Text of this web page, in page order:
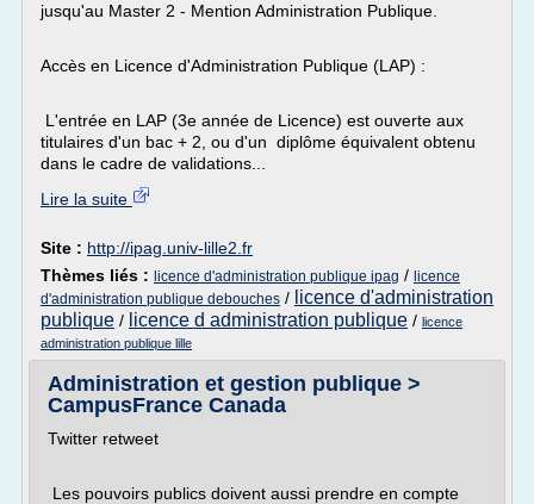
jusqu'au Master 2 - Mention Administration Publique.
Accès en Licence d'Administration Publique (LAP) :
L'entrée en LAP (3e année de Licence) est ouverte aux
titulaires d'un bac + 2, ou d'un diplôme équivalent obtenu
dans le cadre de validations...
Lire la suite
Site : http://ipag.univ-lille2.fr
Thèmes liés : licence d'administration publique ipag / licence
d'administration publique debouches / licence d'administration
publique / licence d administration publique / licence
administration publique lille
Administration et gestion publique >
CampusFrance Canada
Twitter retweet
Les pouvoirs publics doivent aussi prendre en compte